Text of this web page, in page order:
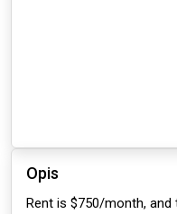
Opis
Rent is $750/month, and